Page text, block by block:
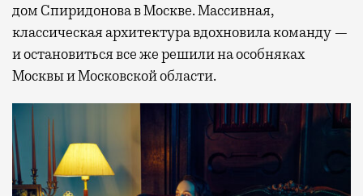
дом Спиридонова в Москве. Массивная,
классическая архитектура вдохновила команду —
и остановиться все же решили на особняках
Москвы и Московской области.